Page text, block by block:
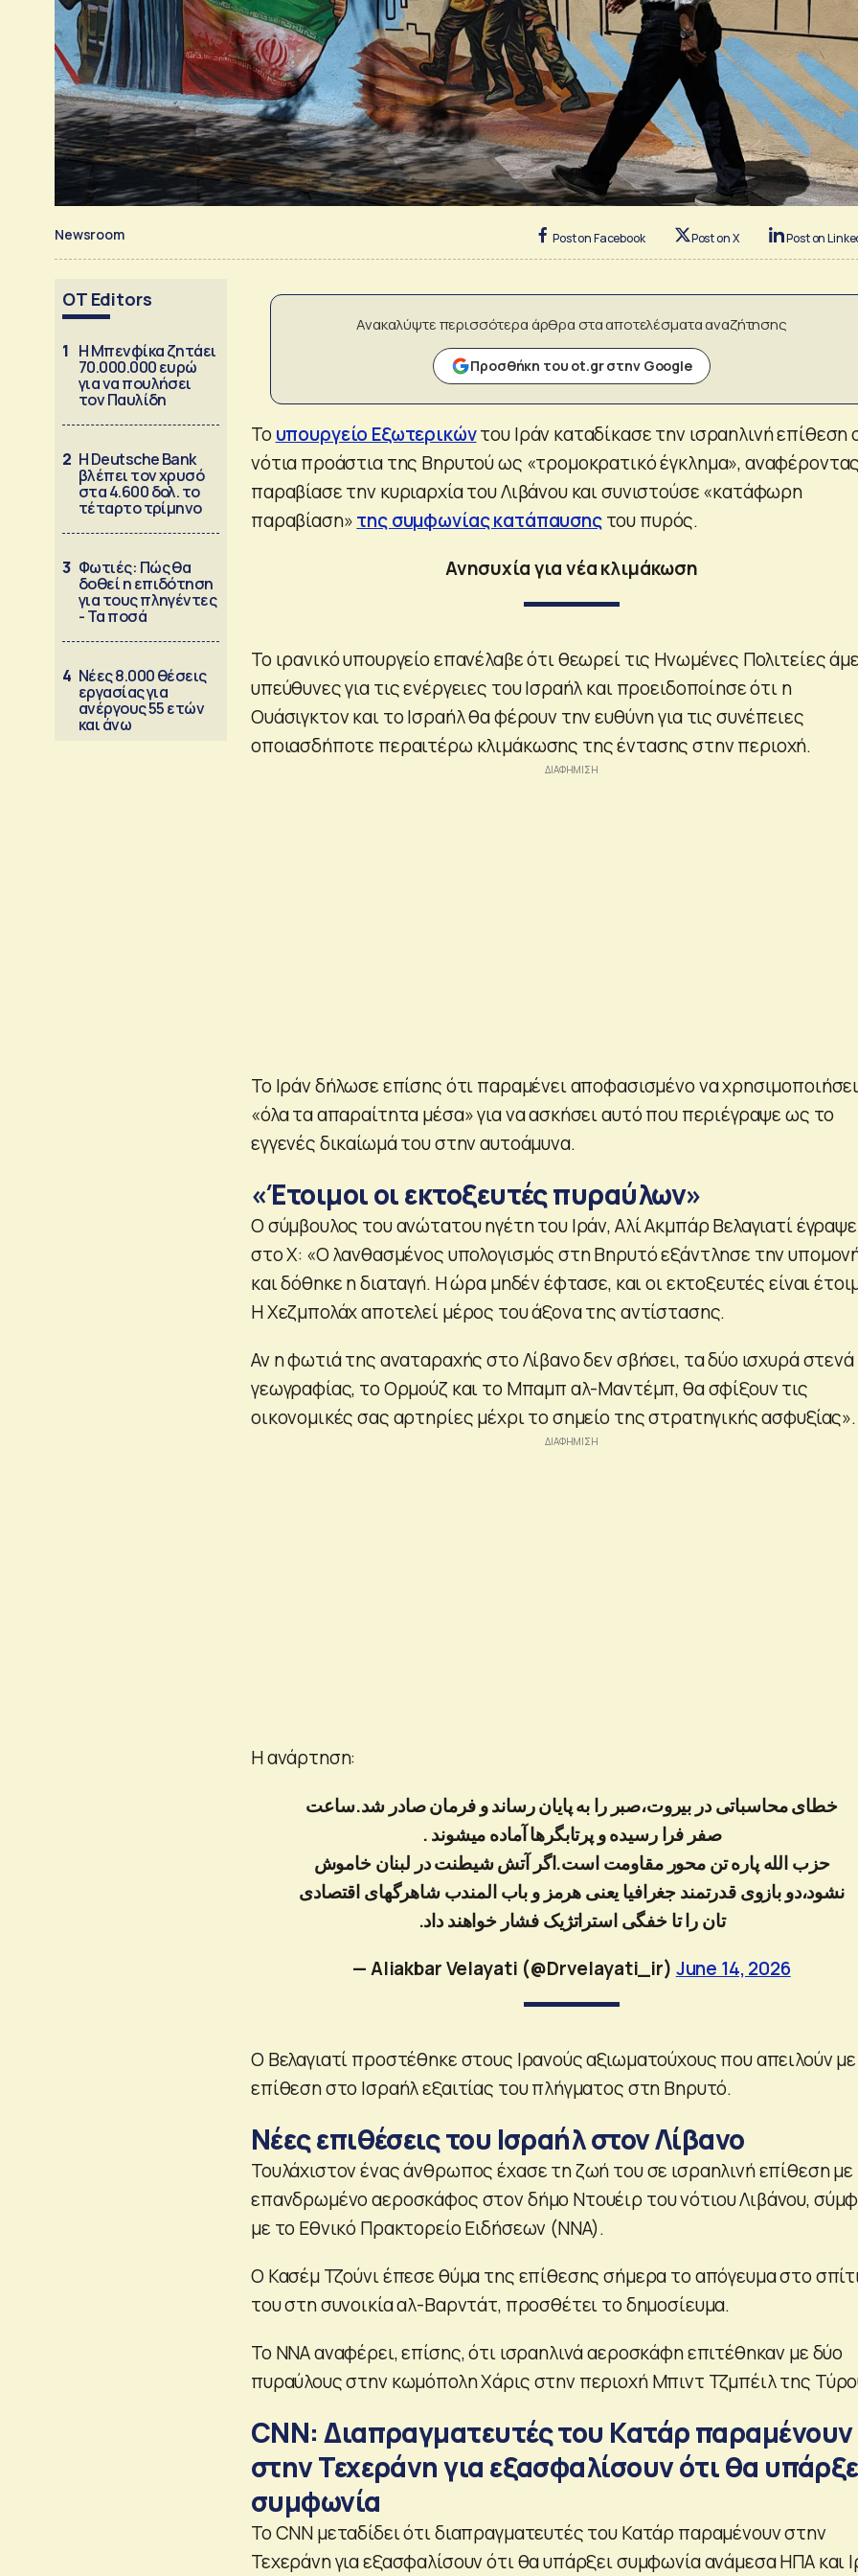
Newsroom Post on Facebook Post on X Post on
OT Editors
1 Η Μπενφίκα ζητάει
70.000.000 ευρώ
για να πουλήσει
τον Παυλίδη
2 Η Deutsche Bank
βλέπει τον χρυσό
στα 4.600 δολ. το
τέταρτο τρίμηνο
3 Φωτιές: Πώς θα
δοθεί η επιδότηση
για τους πληγέντες
- Τα ποσά
4 Νέες 8.000 θέσεις
εργασίας για
ανέργους 55 ετών
και άνω
Ανακαλύψτε περισσότερα άρθρα στα αποτελέσματα αναζήτησης
Προσθήκη του ot.gr στην Google
Τουπουργείο Εξωτερικώντου Ιράν καταδίκασε την ισραηλινή επίθεση
νότια προάστια της Βηρυτού ως «τρομοκρατικό έγκλημα»,
παραβίασε την κυριαρχία του Λιβάνου και συνιστούσε «κατάφωρη
παραβίαση»της συμφωνίας κατάπαυσηςτου πυρός.
Ανησυχία για νέα κλιμάκωση
Το ιρανικό υπουργείο επανέλαβε ότι θεωρεί τις Ηνωμένες Πολιτείες
υπεύθυνες για τις ενέργειες του Ισραήλ και προειδοποίησε ότι η
Ουάσιγκτον και το Ισραήλ θα φέρουν την ευθύνη για τις συνέπειες
οποιασδήποτε περαιτέρω κλιμάκωσης της έντασης στην περιοχή.
Το Ιράν δήλωσε επίσης ότι παραμένει αποφασισμένο να χρησιμοποιήσει
«όλα τα απαραίτητα μέσα» για να ασκήσει αυτό που περιέγραψε ως το
εγγενές δικαίωμά του στην αυτοάμυνα.
«Έτοιμοι οι εκτοξευτές πυραύλων»
Ο σύμβουλος του ανώτατου ηγέτη του Ιράν, Αλί Ακμπάρ Βελαγιατί έγραψε
στο X: «Ο λανθασμένος υπολογισμός στη Βηρυτό εξάντλησε την
και δόθηκε η διαταγή. Η ώρα μηδέν έφτασε, και οι εκτοξευτές είναι
Η Χεζμπολάχ αποτελεί μέρος του άξονα της αντίστασης.
Αν η φωτιά της αναταραχής στο Λίβανο δεν σβήσει, τα δύο ισχυρά
γεωγραφίας, το Ορμούζ και το Μπαμπ αλ-Μαντέμπ, θα σφίξουν τις
οικονομικές σας αρτηρίες μέχρι το σημείο της στρατηγικής ασφυξίας».
Η ανάρτηση:
خطای محاسباتی در بیروت،صبر را به پایان رساند و فرمان صادر شد.ساعت
صفر فرا رسیده و پرتابگرها آماده میشوند .
حزب الله پاره تن محور مقاومت است.اگر آتش شیطنت در لبنان خاموش
نشود،دو بازوی قدرتمند جغرافیا یعنی هرمز و باب المندب شاهرگهای اقتصادی
تان را تا خفگی استراتژیک فشار خواهند داد.
— Aliakbar Velayati (@Drvelayati_ir) June 14, 2026
Ο Βελαγιατί προστέθηκε στους Ιρανούς αξιωματούχους που απειλούν με
επίθεση στο Ισραήλ εξαιτίας του πλήγματος στη Βηρυτό.
Νέες επιθέσεις του Ισραήλ στον Λίβανο
Τουλάχιστον ένας άνθρωπος έχασε τη ζωή του σε ισραηλινή επίθεση με
επανδρωμένο αεροσκάφος στον δήμο Ντουέιρ του νότιου Λιβάνου,
με το Εθνικό Πρακτορείο Ειδήσεων (NNA).
Ο Κασέμ Τζούνι έπεσε θύμα της επίθεσης σήμερα το απόγευμα στο
του στη συνοικία αλ-Βαρντάτ, προσθέτει το δημοσίευμα.
Το ΝΝΑ αναφέρει, επίσης, ότι ισραηλινά αεροσκάφη επιτέθηκαν με δύο
πυραύλους στην κωμόπολη Χάρις στην περιοχή Μπιντ Τζμπέιλ της
CNN: Διαπραγματευτές του Κατάρ παραμένουν
στην Τεχεράνη για εξασφαλίσουν ότι θα
συμφωνία
Το CNN μεταδίδει ότι διαπραγματευτές του Κατάρ παραμένουν στην
Τεχεράνη για εξασφαλίσουν ότι θα υπάρξει συμφωνία ανάμεσα ΗΠΑ και